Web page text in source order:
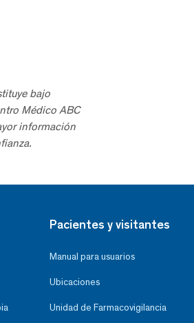
bajo
Médico ABC
información
Pacientes y visitantes
Manual para usuarios
Ubicaciones
Unidad de Farmacovigilancia